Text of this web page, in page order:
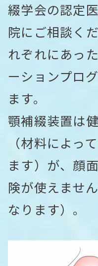
綴学会の認定
院にご相談く
れぞれにあっ
ーションプロ
ます。
顎補綴装置は
（材料によっ
ます）が、顔
険が使えませ
なります）。